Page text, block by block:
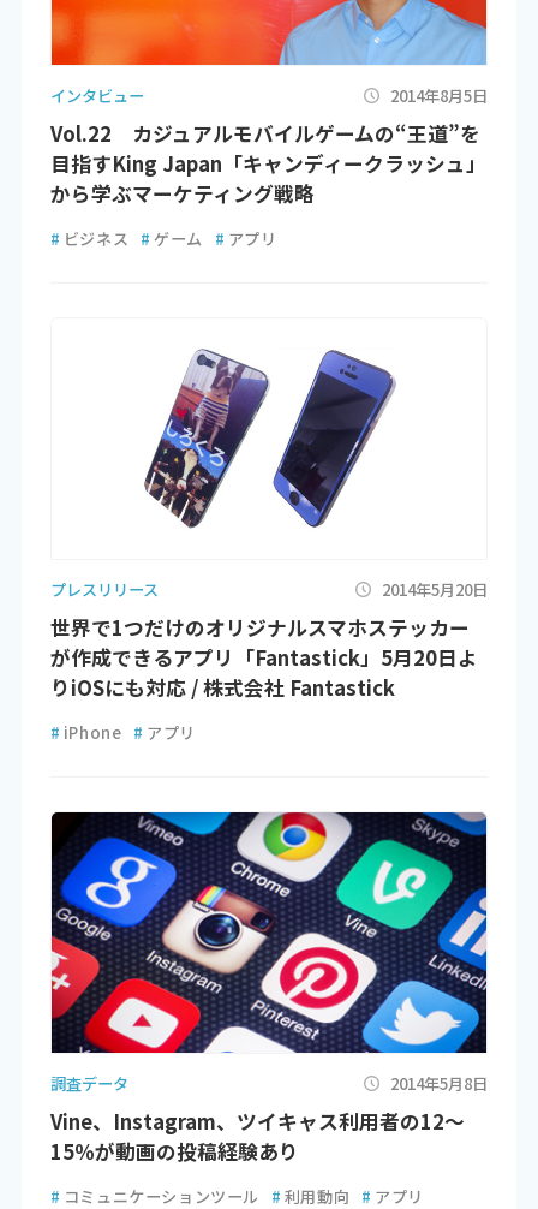
インタビュー 2014年8月5日
Vol.22 カジュアルモバイルゲームの“王道”を
目指すKing Japan「キャンディークラッシュ」
から学ぶマーケティング戦略
# ビジネス # ゲーム # アプリ
プレスリリース 2014年5月20日
世界で1つだけのオリジナルスマホステッカー
が作成できるアプリ「Fantastick」5月20日よ
りiOSにも対応 / 株式会社 Fantastick
# iPhone # アプリ
調査データ 2014年5月8日
Vine、Instagram、ツイキャス利用者の12～
15％が動画の投稿経験あり
# コミュニケーションツール # 利用動向 # アプリ